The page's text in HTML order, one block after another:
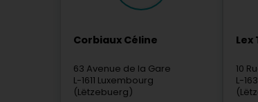
Corbiaux Céline
63 Avenue de la Gare
L-1611 Luxembourg
(Lëtzebuerg)
Lex
10
L-